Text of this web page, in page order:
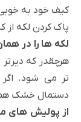
کیف خود به
پاک کردن لکه
لکه ها را در
هرچقدر که
تر می شود. اگر
دستمال خشک هم
از پولیش های